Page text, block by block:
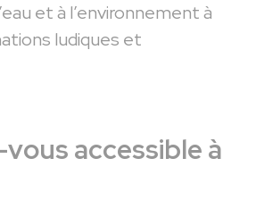
et à l’environnement à
ludiques et
accessible à